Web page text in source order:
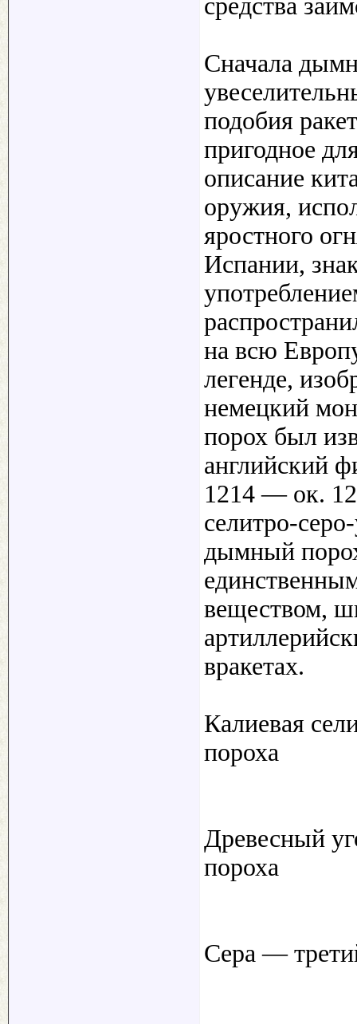
средства
Сначала
подобия
пригодное
описание
оружия,
яростного
Испании,
на всю
легенде,
немецкий
порох был
английский
1214 — ок.
селитро-
дымный
веществом,
вракетах.
Калиевая
пороха
Древесный
пороха
Сера —